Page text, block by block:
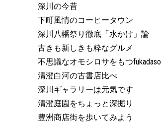
深川の今昔
下町風情のコーヒータウン
深川八幡祭り徹底「水かけ」論
古きも新しきも粋なグルメ
不思議なオモシロサをもつfukadaso
清澄白河の古書店比べ
深川ギャラリーは元気です
清澄庭園をちょっと深掘り
豊洲商店街を歩いてみよう